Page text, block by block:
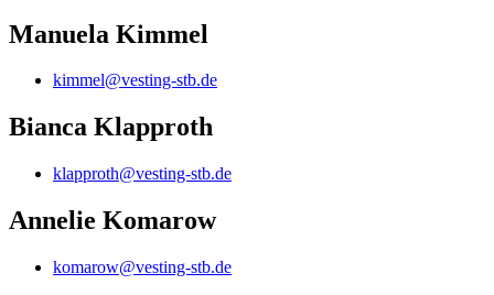
Manuela Kimmel
kimmel@vesting-stb.de
Bianca Klapproth
klapproth@vesting-stb.de
Annelie Komarow
komarow@vesting-stb.de